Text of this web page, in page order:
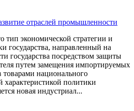
отраслей промышленности
тип экономической стратегии и
государства, направленный на
государства посредством защиты
путем замещения импортируемых
национального
характеристикой политики
новая индустриал...